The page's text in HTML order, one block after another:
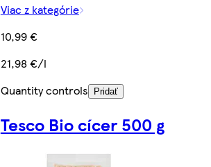
Viac z kategórie
10,99 €
21,98 €/l
Quantity controls
Pridať
Tesco Bio cícer 500 g